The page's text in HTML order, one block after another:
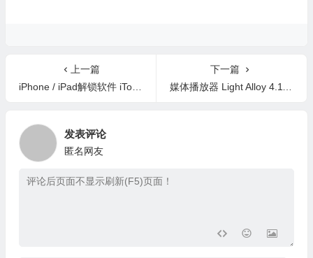
上一篇
iPhone / iPad解锁软件 iToolab UnlockGo v2.5.0 中文版
下一篇
媒体播放器 Light Alloy 4.11.2 Build 3340 中文版
发表评论
匿名网友